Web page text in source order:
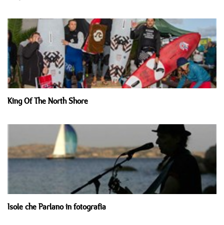
King Of The North Shore
Isole che Parlano in fotografia